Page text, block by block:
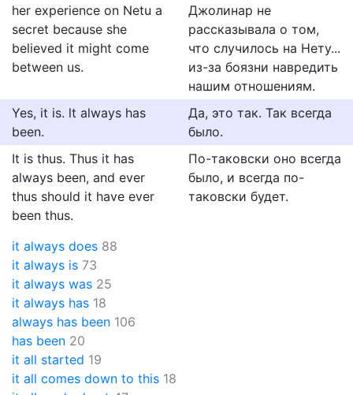
her experience on Netu a
secret because she
believed it might come
between us.
Джолинар не
рассказывала о том,
что случилось на Нету...
из-за боязни навредить
нашим отношениям.
Yes, it is. lt always has
been.
Да, это так. Так всегда
было.
It is thus. Thus it has
always been, and ever
thus should it have ever
been thus.
По-таковски оно всегда
было, и всегда по-
таковски будет.
it always does 88
it always is 73
it always was 25
it always has 18
always has been 106
has been 20
it all started 19
it all comes down to this 18